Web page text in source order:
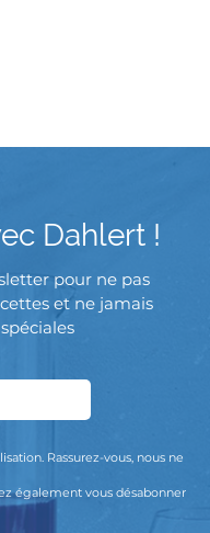
Dahlert !
pour ne pas
et ne jamais
Rassurez-vous, nous ne
également vous désabonner